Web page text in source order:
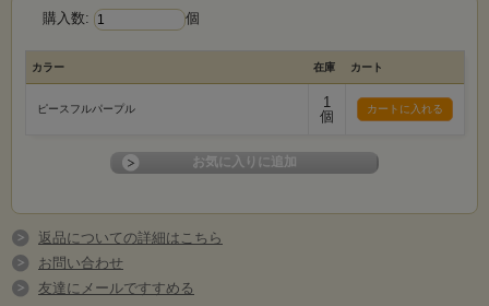
購入数: 個
カラー 在庫 カート
ピースフルパープル
1
個
返品についての詳細はこちら
お問い合わせ
友達にメールですすめる